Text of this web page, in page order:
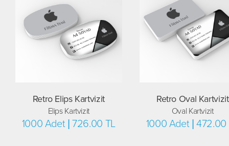
Retro Elips Kartvizit
Elips Kartvizit
1000 Adet | 726.00 TL
Retro Oval Kartvizit
Oval Kartvizit
1000 Adet | 472.00